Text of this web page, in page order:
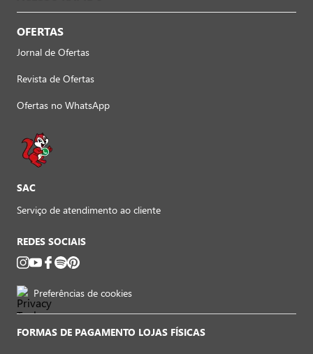
OFERTAS
Jornal de Ofertas
Revista de Ofertas
Ofertas no WhatsApp
SAC
Serviço de atendimento ao cliente
REDES SOCIAIS
Preferências de cookies
FORMAS DE PAGAMENTO LOJAS FÍSICAS